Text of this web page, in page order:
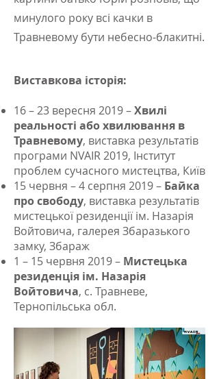
минулого року всі качки в
Травневому бути небесно-блакитні.
Виставкова історія:
16 – 23 вересня 2019 –Хвилі
реальності або хвилювання в
Травневому, виставка результатів
програми NVAIR 2019, Інститут
проблем сучасного мистецтва, Київ
15 червня – 4 серпня 2019 – Байка
про свободу, виставка результатів
мистецької резиденції ім. Назарія
Войтовича, галерея Збаразького
замку, Збараж
1 – 15 червня 2019 – Мистецька
резиденція ім. Назарія
Войтовича, с. Травневе,
Тернопільська обл.